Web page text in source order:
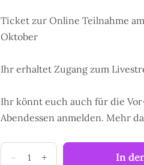
Ticket zur Online Teilnahme
Oktober
Ihr erhaltet Zugang zum
Ihr könnt euch auch für die
Abendessen anmelden. Mehr
LoveStream
- + In